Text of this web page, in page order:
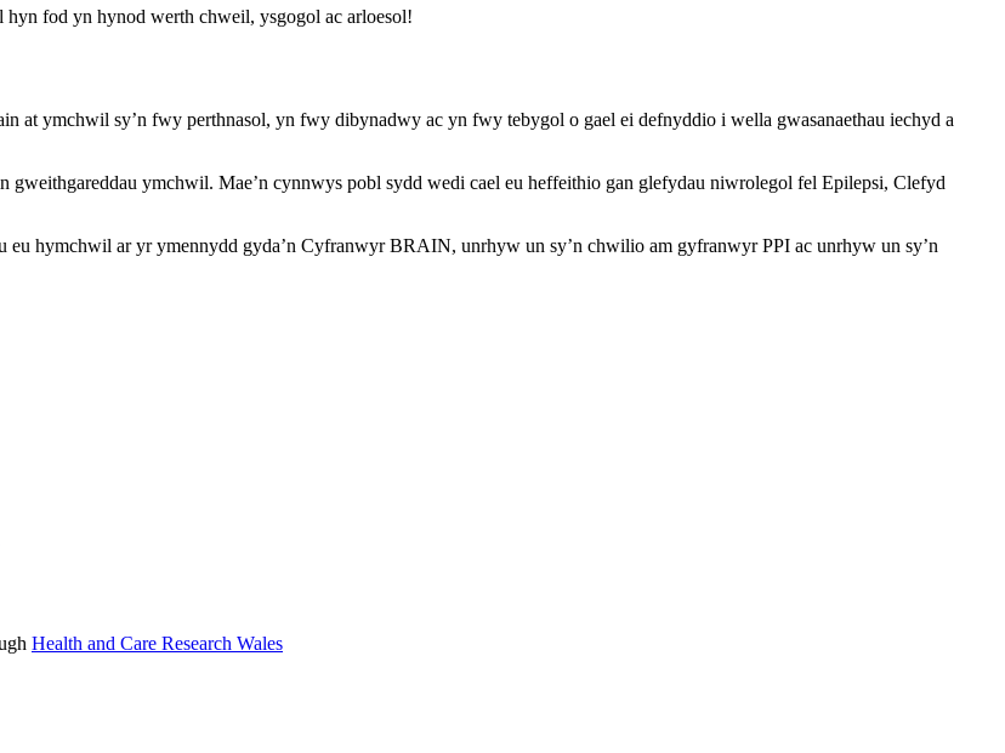
fod yn hynod werth chweil, ysgogol ac arloesol!
at ymchwil sy’n fwy perthnasol, yn fwy dibynadwy ac yn fwy tebygol o gael ei defnyddio i wella gwasanaethau iechyd a
ymchwil. Mae’n cynnwys pobl sydd wedi cael eu heffeithio gan glefydau niwrolegol fel Epilepsi, Clefyd
hymchwil ar yr ymennydd gyda’n Cyfranwyr BRAIN, unrhyw un sy’n chwilio am gyfranwyr PPI ac unrhyw un sy’n
Health and Care Research Wales